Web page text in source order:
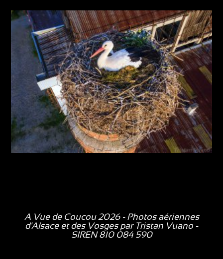
A Vue de Coucou 2026 - Photos aériennes
d'Alsace et des Vosges par Tristan Vuano -
SIREN 810 084 590